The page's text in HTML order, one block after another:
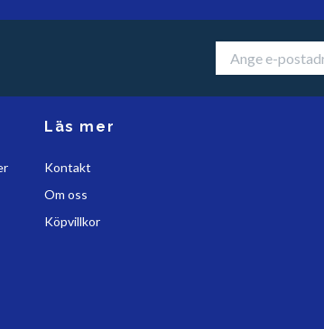
Läs mer
Kontakt
Om oss
Köpvillkor